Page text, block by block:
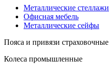
Металлические стеллажи
Офисная мебель
Металлические сейфы
Пояса и привязи страховочные
Колеса промышленные